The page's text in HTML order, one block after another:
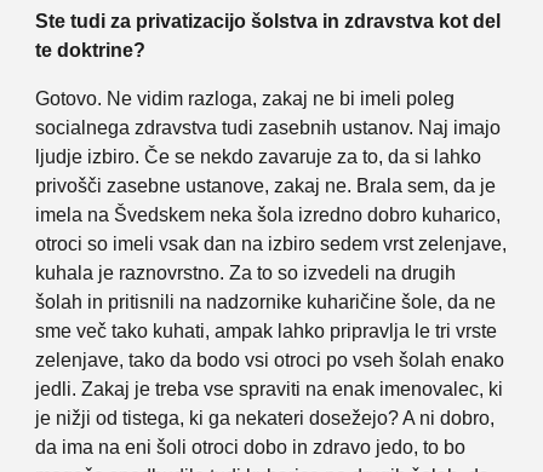
Ste tudi za privatizacijo šolstva in zdravstva kot del
te doktrine?
Gotovo. Ne vidim razloga, zakaj ne bi imeli poleg
socialnega zdravstva tudi zasebnih ustanov. Naj imajo
ljudje izbiro. Če se nekdo zavaruje za to, da si lahko
privošči zasebne ustanove, zakaj ne. Brala sem, da je
imela na Švedskem neka šola izredno dobro kuharico,
otroci so imeli vsak dan na izbiro sedem vrst zelenjave,
kuhala je raznovrstno. Za to so izvedeli na drugih
šolah in pritisnili na nadzornike kuharičine šole, da ne
sme več tako kuhati, ampak lahko pripravlja le tri vrste
zelenjave, tako da bodo vsi otroci po vseh šolah enako
jedli. Zakaj je treba vse spraviti na enak imenovalec, ki
je nižji od tistega, ki ga nekateri dosežejo? A ni dobro,
da ima na eni šoli otroci dobo in zdravo jedo, to bo